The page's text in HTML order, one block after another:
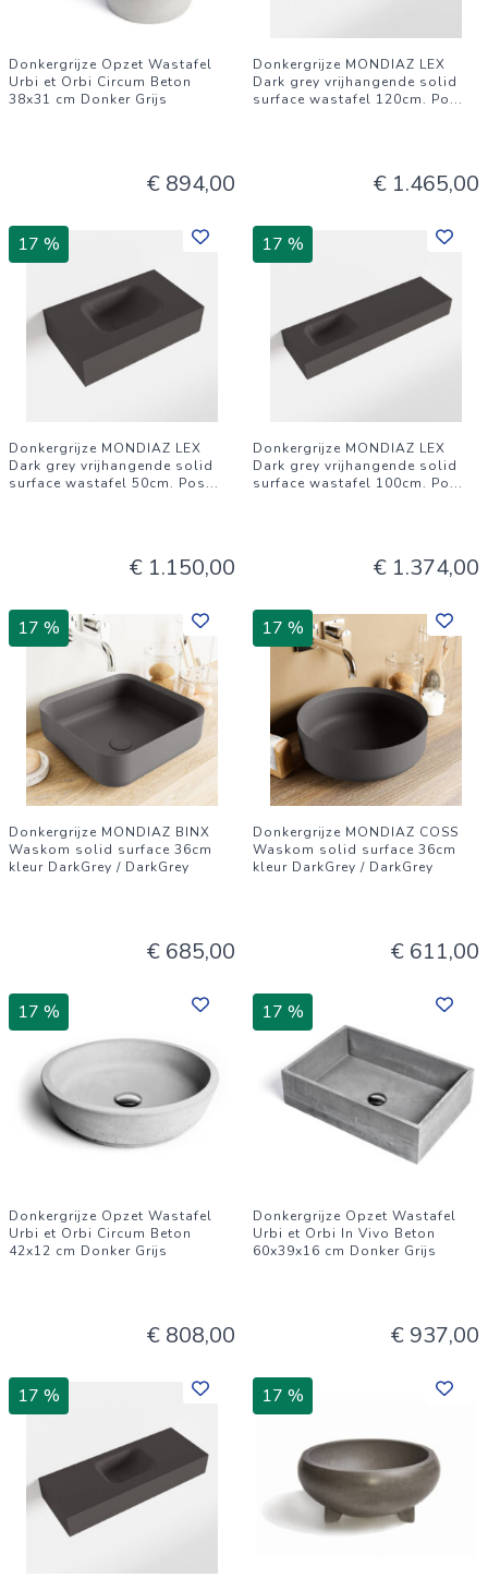
Donkergrijze Opzet Wastafel
Urbi et Orbi Circum Beton
38x31 cm Donker Grijs
€ 894,00
Donkergrijze MONDIAZ LEX
Dark grey vrijhangende solid
surface wastafel 120cm. Po...
€ 1.465,00
17 %
Donkergrijze MONDIAZ LEX
Dark grey vrijhangende solid
surface wastafel 50cm. Pos...
€ 1.150,00
17 %
Donkergrijze MONDIAZ LEX
Dark grey vrijhangende solid
surface wastafel 100cm. Po...
€ 1.374,00
17 %
Donkergrijze MONDIAZ BINX
Waskom solid surface 36cm
kleur DarkGrey / DarkGrey
€ 685,00
17 %
Donkergrijze MONDIAZ COSS
Waskom solid surface 36cm
kleur DarkGrey / DarkGrey
€ 611,00
17 %
Donkergrijze Opzet Wastafel
Urbi et Orbi Circum Beton
42x12 cm Donker Grijs
€ 808,00
17 %
Donkergrijze Opzet Wastafel
Urbi et Orbi In Vivo Beton
60x39x16 cm Donker Grijs
€ 937,00
17 % 17 %